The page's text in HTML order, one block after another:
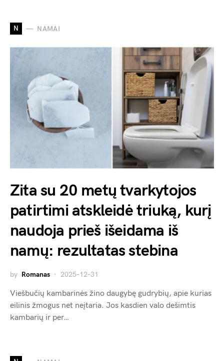
N NAMAI
Zita su 20 metų tvarkytojos
patirtimi atskleidė triuką, kurį
naudoja prieš išeidama iš
namų: rezultatas stebina
by Romanas 2025-12-31
Viešbučių kambarinės žino daugybę gudrybių, apie kurias
eilinis žmogus net neįtaria. Jos kasdien valo dešimtis
kambarių ir per…